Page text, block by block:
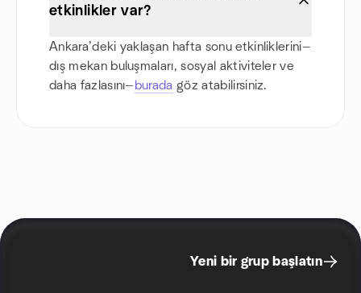
etkinlikler var?
Ankara’deki yaklaşan hafta sonu etkinliklerini—
dış mekan buluşmaları, sosyal aktiviteler ve
daha fazlasını— burada göz atabilirsiniz.
Yeni bir grup başlatın